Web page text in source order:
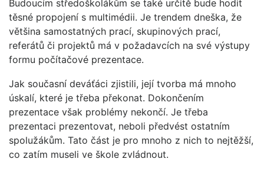
Budoucím středoškolákům se také určitě bude hodit
těsné propojení s multimédii. Je trendem dneška, že
většina samostatných prací, skupinových prací,
referátů či projektů má v požadavcích na své výstupy
formu počítačové prezentace.
Jak současní deváťáci zjistili, její tvorba má mnoho
úskalí, které je třeba překonat. Dokončením
prezentace však problémy nekončí. Je třeba
prezentaci prezentovat, neboli předvést ostatním
spolužákům. Tato část je pro mnoho z nich to nejtěžší,
co zatím museli ve škole zvládnout.